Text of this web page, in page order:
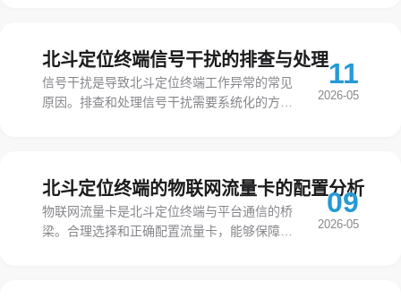
北斗定位终端信号干扰的排查与处理
信号干扰是导致北斗定位终端工作异常的常见
原因。排查和处理信号干扰需要系统化的方法
11
2026-05
北斗定位终端的物联网流量卡的配置分析
物联网流量卡是北斗定位终端与平台通信的桥
梁。合理选择和正确配置流量卡，能够保障通
09
2026-05